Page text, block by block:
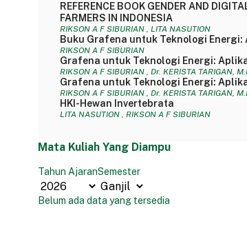
REFERENCE BOOK GENDER AND
FARMERS IN INDONESIA
RIKSON A F SIBURIAN , LITA NASUTION
Buku Grafena untuk Teknologi
RIKSON A F SIBURIAN
Grafena untuk Teknologi Energi:
RIKSON A F SIBURIAN , Dr. KERISTA TARIGAN,
Grafena untuk Teknologi Energi:
RIKSON A F SIBURIAN , Dr. KERISTA TARIGAN,
HKI-Hewan Invertebrata
LITA NASUTION , RIKSON A F SIBURIAN
Mata Kuliah Yang Diampu
Tahun AjaranSemester
Belum ada data yang tersedia